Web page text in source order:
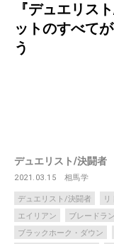
『デュエリス
ットのすべて
う
デュエリスト/決闘者
2021.03.15 相馬学
デュエリスト/決闘者 リ
エイリアン
ブレードラ
ブラックホーク・ダウン